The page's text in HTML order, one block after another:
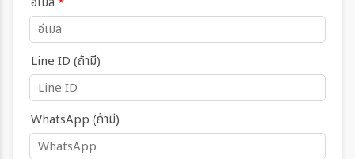
Line ID (ถ้ามี)
WhatsApp (ถ้ามี)